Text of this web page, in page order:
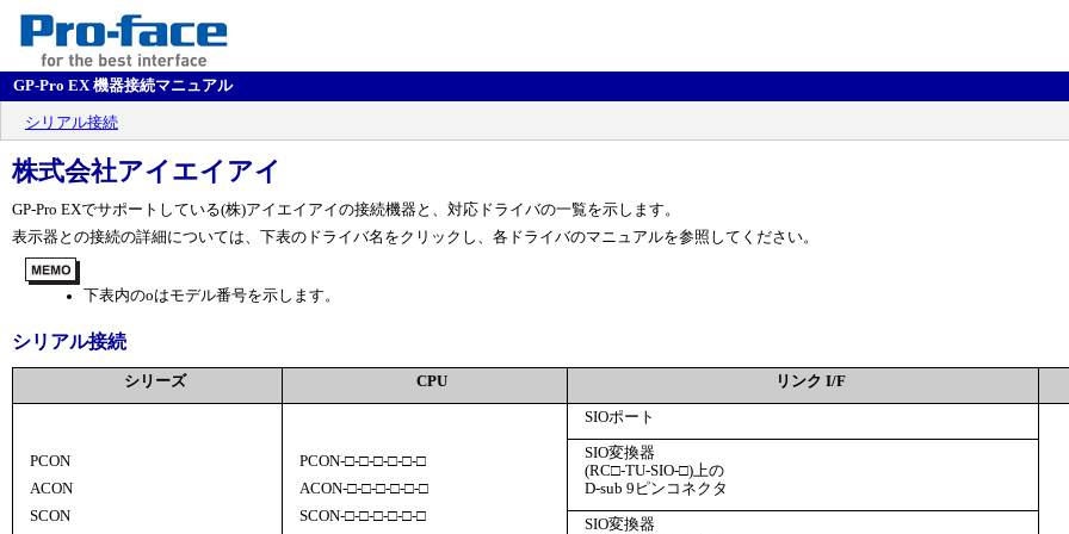
GP-Pro EX 機器接続マニュアル
シリアル接続
株式会社アイエイアイ
GP-Pro EXでサポートしている(株)アイエイアイの接続機器と、対応ドライバの一覧を示します。
表示器との接続の詳細については、下表のドライバ名をクリックし、各ドライバのマニュアルを参照してください。
下表内のoはモデル番号を示します。
シリアル接続
シリーズ CPU リンク I/F
PCON
ACON
SCON
PCON-□-□-□-□-□-□
ACON-□-□-□-□-□-□
SCON-□-□-□-□-□-□
SIOポート
SIO変換器
(RC□-TU-SIO-□)上の
D-sub 9ピンコネクタ
SIO変換器